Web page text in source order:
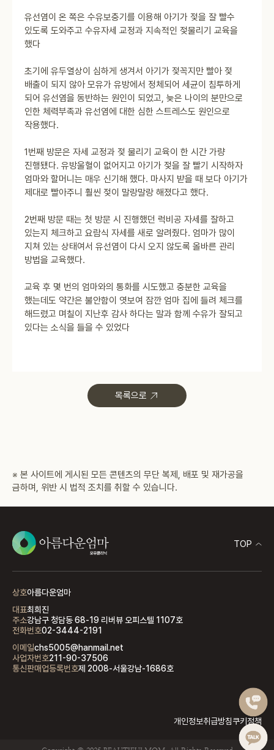
유선염이 온 쪽은 수유보충기를 이용해 아기가 젖을 잘 빨수
있도록 도와주고 수유자세 교정과 지속적인 젖물리기 교육을
했다
초기에 유두열상이 심하게 생겨서 아기가 젖꼭지만 빨아 젖
배출이 되지 않아 모유가 유방에서 정체되어 세균이 침투하게
되어 유선염을 동반하는 원인이 되었고, 늦은 나이의 분만으로
인한 체력부족과 유선염에 대한 심한 스트레스도 원인으로
작용했다.
1번째 방문은 자세 교정과 젖 물리기 교육이 한 시간 가량
진행됐다. 유방울혈이 없어지고 아기가 젖을 잘 빨기 시작하자
엄마와 할머니는 매우 신기해 했다. 마사지 받을 때 보다 아기가
제대로 빨아주니 훨씬 젖이 말랑말랑 해졌다고 했다.
2번째 방문 때는 첫 방문 시 진행했던 럭비공 자세를 잘하고
있는지 체크하고 요람식 자세를 새로 알려줬다. 엄마가 많이
지쳐 있는 상태여서 유선염이 다시 오지 않도록 올바른 관리
방법을 교육했다.
교육 후 몇 번의 엄마와의 통화를 시도했고 충분한 교육을
했는데도 약간은 불안함이 엿보여 잠깐 엄마 집에 들려 체크를
해드렸고 며칠이 지난후 감사 하다는 말과 함께 수유가 잘되고
있다는 소식을 들을 수 있었다
목록으로
※ 본 사이트에 게시된 모든 콘텐츠의 무단 복제, 배포 및 재가공을
금하며, 위반 시 법적 조치를 취할 수 있습니다.
TOP
상호아름다운엄마
대표최희진
주소강남구 청담동 68-19 리버뷰 오피스텔 1107호
전화번호02-3444-2191
이메일chs5005@hanmail.net
사업자번호211-90-37506
통신판매업등록번호제 2008-서울강남-1686호
개인정보취급방침쿠키정책